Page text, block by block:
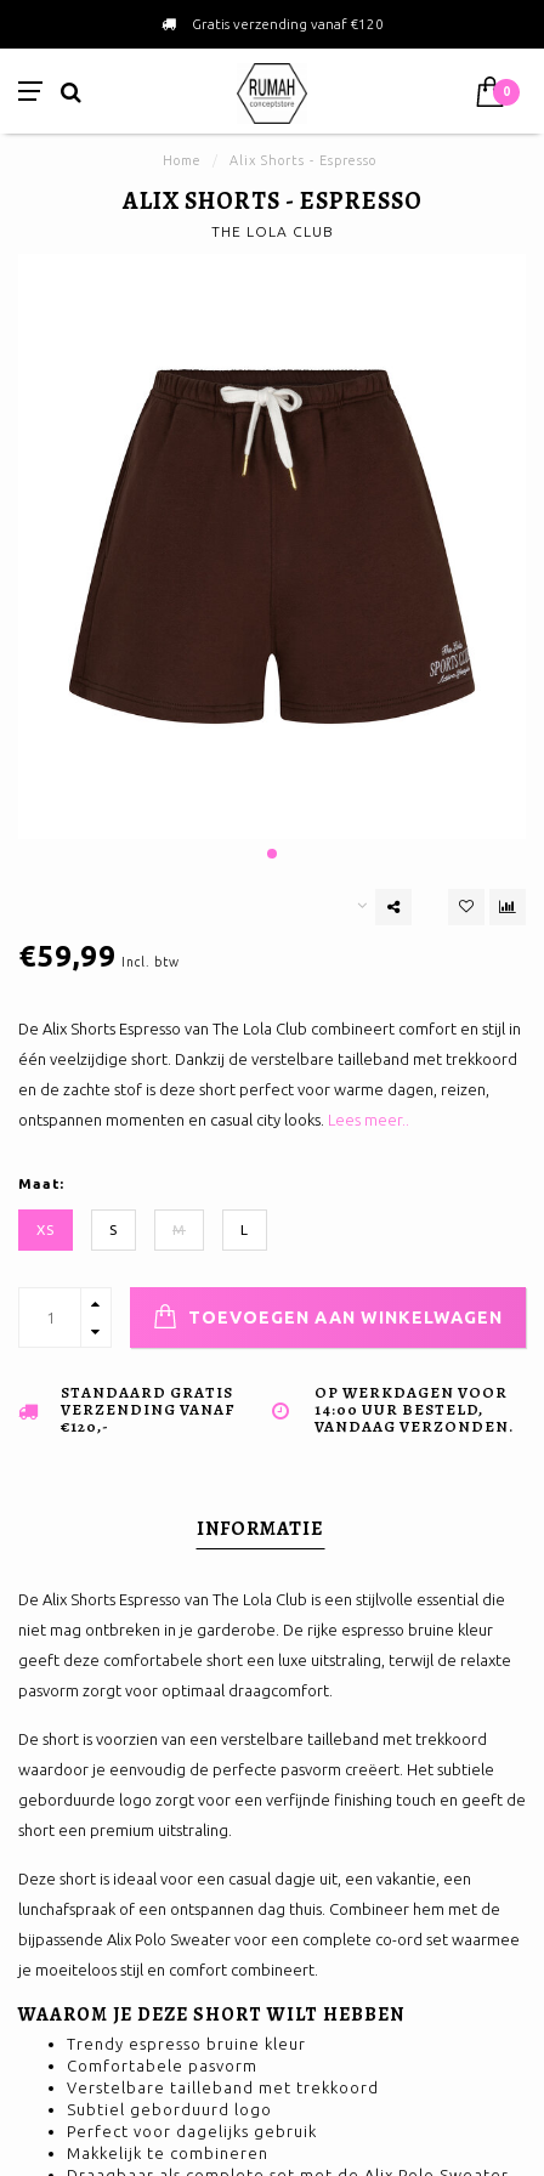
Gratis verzending vanaf €120
0
Home Alix Shorts - Espresso
ALIX SHORTS - ESPRESSO
THE LOLA CLUB
€59,99 Incl. btw
De Alix Shorts Espresso van The Lola Club combineert comfort en stijl in
één veelzijdige short. Dankzij de verstelbare tailleband met trekkoord
en de zachte stof is deze short perfect voor warme dagen, reizen,
ontspannen momenten en casual city looks. Lees meer..
Maat:
XS S M L
TOEVOEGEN AAN WINKELWAGEN
STANDAARD GRATIS
VERZENDING VANAF
€120,-
OP WERKDAGEN VOOR
14:00 UUR BESTELD,
VANDAAG VERZONDEN.
INFORMATIE
De Alix Shorts Espresso van The Lola Club is een stijlvolle essential die
niet mag ontbreken in je garderobe. De rijke espresso bruine kleur
geeft deze comfortabele short een luxe uitstraling, terwijl de relaxte
pasvorm zorgt voor optimaal draagcomfort.
De short is voorzien van een verstelbare tailleband met trekkoord
waardoor je eenvoudig de perfecte pasvorm creëert. Het subtiele
geborduurde logo zorgt voor een verfijnde finishing touch en geeft de
short een premium uitstraling.
Deze short is ideaal voor een casual dagje uit, een vakantie, een
lunchafspraak of een ontspannen dag thuis. Combineer hem met de
bijpassende Alix Polo Sweater voor een complete co-ord set waarmee
je moeiteloos stijl en comfort combineert.
WAAROM JE DEZE SHORT WILT HEBBEN
Trendy espresso bruine kleur
Comfortabele pasvorm
Verstelbare tailleband met trekkoord
Subtiel geborduurd logo
Perfect voor dagelijks gebruik
Makkelijk te combineren